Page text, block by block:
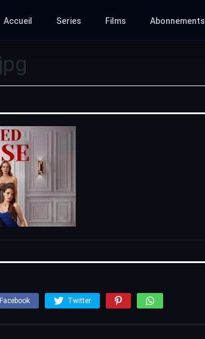
Accueil Series Films Abonnements
Facebook Twitter